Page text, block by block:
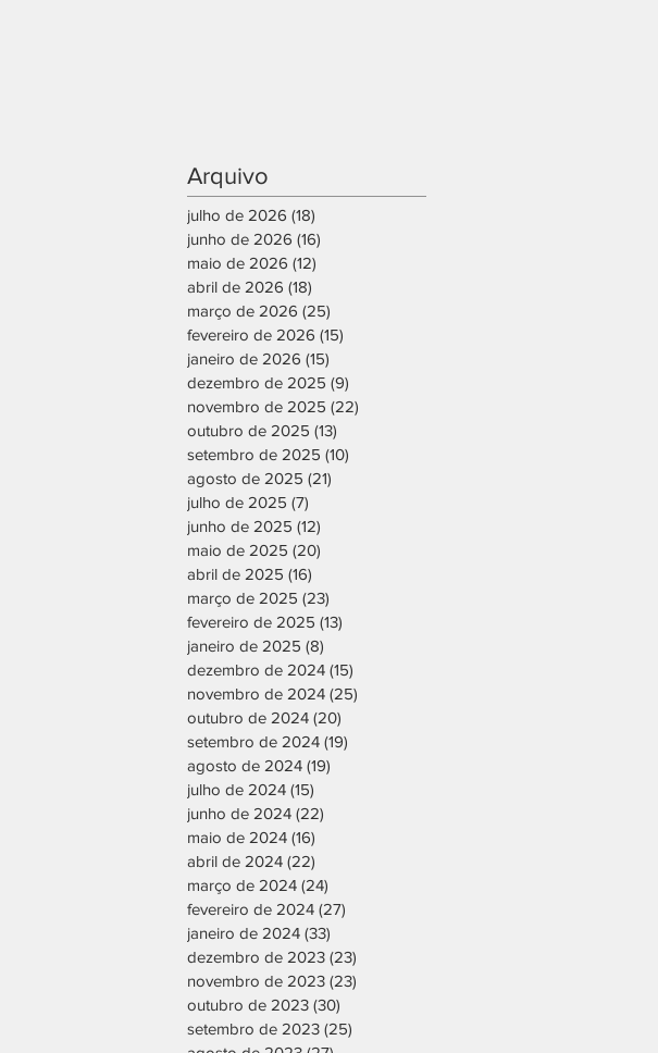
Arquivo
julho de 2026 (18)
junho de 2026 (16)
maio de 2026 (12)
abril de 2026 (18)
março de 2026 (25)
fevereiro de 2026 (15)
janeiro de 2026 (15)
dezembro de 2025 (9)
novembro de 2025 (22)
outubro de 2025 (13)
setembro de 2025 (10)
agosto de 2025 (21)
julho de 2025 (7)
junho de 2025 (12)
maio de 2025 (20)
abril de 2025 (16)
março de 2025 (23)
fevereiro de 2025 (13)
janeiro de 2025 (8)
dezembro de 2024 (15)
novembro de 2024 (25)
outubro de 2024 (20)
setembro de 2024 (19)
agosto de 2024 (19)
julho de 2024 (15)
junho de 2024 (22)
maio de 2024 (16)
abril de 2024 (22)
março de 2024 (24)
fevereiro de 2024 (27)
janeiro de 2024 (33)
dezembro de 2023 (23)
novembro de 2023 (23)
outubro de 2023 (30)
setembro de 2023 (25)